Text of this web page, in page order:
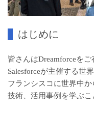
はじめに
皆さんはDreamforceをご
Salesforceが主催する世
フランシスコに世界中
技術、活用事例を学ぶこ